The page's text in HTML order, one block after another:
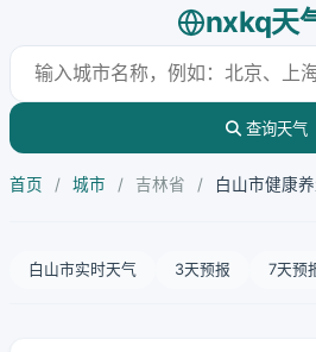
nxkq天
查询天气
首页 / 城市 / 吉林省 / 白山市健康
白山市实时天气 3天预报 7天预